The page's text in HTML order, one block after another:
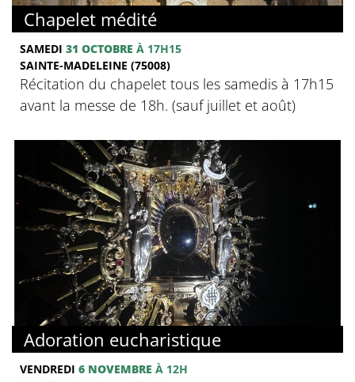
Chapelet médité
SAMEDI 31 OCTOBRE À 17H15
SAINTE-MADELEINE (75008)
Récitation du chapelet tous les samedis à 17h15
avant la messe de 18h. (sauf juillet et août)
Adoration eucharistique
VENDREDI 6 NOVEMBRE À 12H